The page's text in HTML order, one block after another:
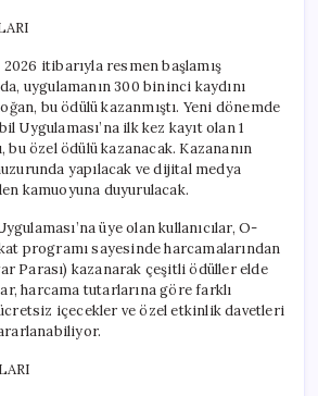
2026 itibarıyla resmen başlamış
uygulamanın 300 bininci kaydını
bu ödülü kazanmıştı. Yeni dönemde
Uygulaması’na ilk kez kayıt olan 1
bu özel ödülü kazanacak. Kazananın
yapılacak ve dijital medya
kamuoyuna duyurulacak.
üye olan kullanıcılar, O-
programı sayesinde harcamalarından
Parası) kazanarak çeşitli ödüller elde
harcama tutarlarına göre farklı
içecekler ve özel etkinlik davetleri